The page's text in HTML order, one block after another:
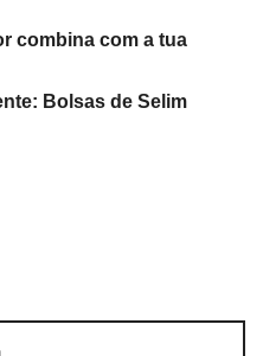
combina com a tua
Bolsas de Selim